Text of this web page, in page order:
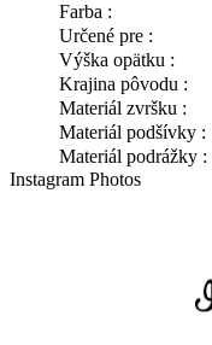
Farba :
Určené pre :
Výška opätku :
Krajina pôvodu :
Materiál zvršku :
Materiál podšívky :
Materiál podrážky :
Instagram Photos